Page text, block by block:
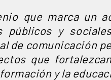
que marca
públicos y
de comunicación
que
y la